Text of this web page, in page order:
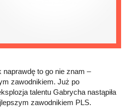
to go nie znam –
zawodnikiem. Już po
talentu Gabrycha nastąpiła
zawodnikiem PLS.